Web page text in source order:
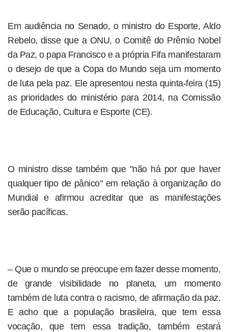
Em audiência no Senado, o ministro do Esporte, Aldo
Rebelo, disse que a ONU, o Comitê do Prêmio Nobel
da Paz, o papa Francisco e a própria Fifa manifestaram
o desejo de que a Copa do Mundo seja um momento
de luta pela paz. Ele apresentou nesta quinta-feira (15)
as prioridades do ministério para 2014, na Comissão
de Educação, Cultura e Esporte (CE).
O ministro disse também que "não há por que haver
qualquer tipo de pânico" em relação à organização do
Mundial e afirmou acreditar que as manifestações
serão pacíficas.
– Que o mundo se preocupe em fazer desse momento,
de grande visibilidade no planeta, um momento
também de luta contra o racismo, de afirmação da paz.
E acho que a população brasileira, que tem essa
vocação, que tem essa tradição, também estará